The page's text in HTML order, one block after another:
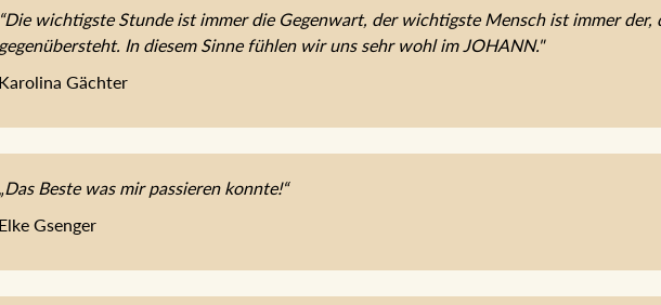
“Die wichtigste Stunde ist immer die Gegenwart, der wichtigste Mensch ist immer der,
gegenübersteht. In diesem Sinne fühlen wir uns sehr wohl im JOHANN."
Karolina Gächter
„Das Beste was mir passieren konnte!“
Elke Gsenger